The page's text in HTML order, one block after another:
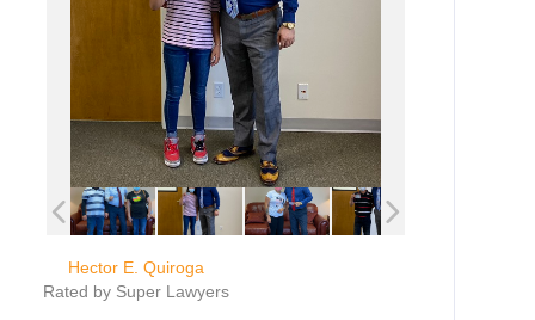
Hector E. Quiroga
Rated by Super Lawyers